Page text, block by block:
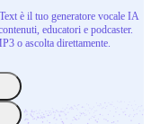
è il tuo generatore vocale IA
educatori e podcaster.
o ascolta direttamente.